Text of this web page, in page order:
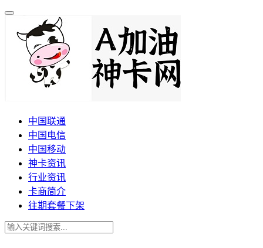
中国联通
中国电信
中国移动
神卡资讯
行业资讯
卡商简介
往期套餐下架